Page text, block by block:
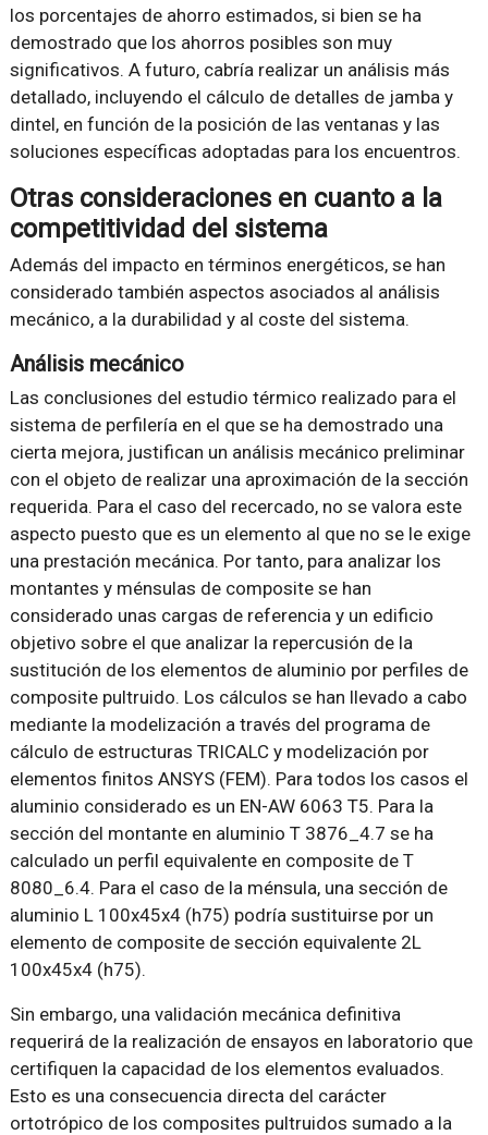
los porcentajes de ahorro estimados, si bien se ha
demostrado que los ahorros posibles son muy
significativos. A futuro, cabría realizar un análisis más
detallado, incluyendo el cálculo de detalles de jamba y
dintel, en función de la posición de las ventanas y las
soluciones específicas adoptadas para los encuentros.
Otras consideraciones en cuanto a la
competitividad del sistema
Además del impacto en términos energéticos, se han
considerado también aspectos asociados al análisis
mecánico, a la durabilidad y al coste del sistema.
Análisis mecánico
Las conclusiones del estudio térmico realizado para el
sistema de perfilería en el que se ha demostrado una
cierta mejora, justifican un análisis mecánico preliminar
con el objeto de realizar una aproximación de la sección
requerida. Para el caso del recercado, no se valora este
aspecto puesto que es un elemento al que no se le exige
una prestación mecánica. Por tanto, para analizar los
montantes y ménsulas de composite se han
considerado unas cargas de referencia y un edificio
objetivo sobre el que analizar la repercusión de la
sustitución de los elementos de aluminio por perfiles de
composite pultruido. Los cálculos se han llevado a cabo
mediante la modelización a través del programa de
cálculo de estructuras TRICALC y modelización por
elementos finitos ANSYS (FEM). Para todos los casos el
aluminio considerado es un EN-AW 6063 T5. Para la
sección del montante en aluminio T 3876_4.7 se ha
calculado un perfil equivalente en composite de T
8080_6.4. Para el caso de la ménsula, una sección de
aluminio L 100x45x4 (h75) podría sustituirse por un
elemento de composite de sección equivalente 2L
100x45x4 (h75).
Sin embargo, una validación mecánica definitiva
requerirá de la realización de ensayos en laboratorio que
certifiquen la capacidad de los elementos evaluados.
Esto es una consecuencia directa del carácter
ortotrópico de los composites pultruidos sumado a la